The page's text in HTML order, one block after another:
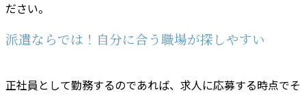
ださい。
派遣ならでは！自分に合う職場が探しやすい
正社員として勤務するのであれば、求人に応募する時点でそ